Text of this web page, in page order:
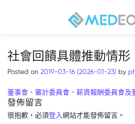
社會回饋具體推動情形
Posted on 2019-03-16 (2026-01-23) by
董事會、審計委員會、薪資報酬委員會及
發佈留言
很抱歉，必須登入網站才能發佈留言。